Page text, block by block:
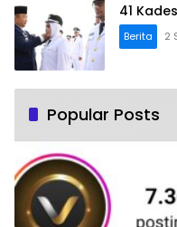
41
Berita 2
Popular Posts